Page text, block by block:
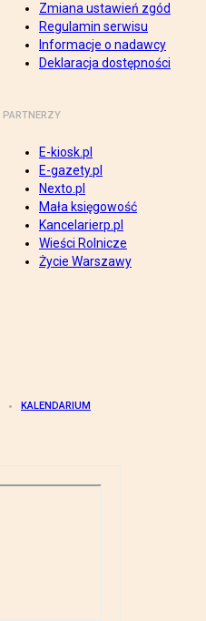
Zmiana ustawień zgód
Regulamin serwisu
Informacje o nadawcy
Deklaracja dostępności
PARTNERZY
E-kiosk.pl
E-gazety.pl
Nexto.pl
Mała księgowość
Kancelarierp.pl
Wieści Rolnicze
Życie Warszawy
KALENDARIUM